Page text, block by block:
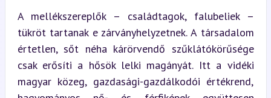
A mellékszereplők – családtagok, falubeliek –
tükröt tartanak e zárványhelyzetnek. A társadalom
értetlen, sőt néha kárörvendő szűklátókörűsége
csak erősíti a hősök lelki magányát. Itt a vidéki
magyar közeg, gazdasági-gazdálkodói értékrend,